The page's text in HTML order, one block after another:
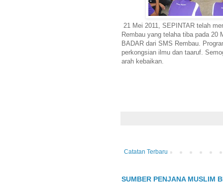
21 Mei 2011, SEPINTAR telah
Rembau yang telaha tiba pada 20
BADAR dari SMS Rembau.
perkongsian ilmu dan taaruf.
arah kebaikan.
Catatan Terbaru
SUMBER PENJANA MUSLIM